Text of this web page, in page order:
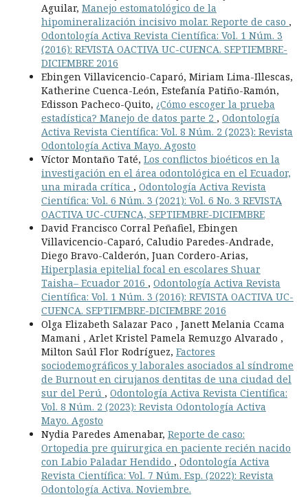
Aguilar, Manejo estomatológico de la
hipomineralización incisivo molar. Reporte de caso ,
Odontología Activa Revista Científica: Vol. 1 Núm. 3
(2016): REVISTA OACTIVA UC-CUENCA. SEPTIEMBRE-
DICIEMBRE 2016
Ebingen Villavicencio-Caparó, Miriam Lima-Illescas,
Katherine Cuenca-León, Estefanía Patiño-Ramón,
Edisson Pacheco-Quito, ¿Cómo escoger la prueba
estadística? Manejo de datos parte 2 , Odontología
Activa Revista Científica: Vol. 8 Núm. 2 (2023): Revista
Odontología Activa Mayo. Agosto
Víctor Montaño Taté, Los conflictos bioéticos en la
investigación en el área odontológica en el Ecuador,
una mirada crítica , Odontología Activa Revista
Científica: Vol. 6 Núm. 3 (2021): Vol. 6 No. 3 REVISTA
OACTIVA UC-CUENCA, SEPTIEMBRE-DICIEMBRE
David Francisco Corral Peñafiel, Ebingen
Villavicencio-Caparó, Caludio Paredes-Andrade,
Diego Bravo-Calderón, Juan Cordero-Arias,
Hiperplasia epitelial focal en escolares Shuar
Taisha– Ecuador 2016 , Odontología Activa Revista
Científica: Vol. 1 Núm. 3 (2016): REVISTA OACTIVA UC-
CUENCA. SEPTIEMBRE-DICIEMBRE 2016
Olga Elizabeth Salazar Paco , Janett Melania Ccama
Mamani , Arlet Kristel Pamela Remuzgo Alvarado ,
Milton Saúl Flor Rodríguez, Factores
sociodemográficos y laborales asociados al síndrome
de Burnout en cirujanos dentitas de una ciudad del
sur del Perú , Odontología Activa Revista Científica:
Vol. 8 Núm. 2 (2023): Revista Odontología Activa
Mayo. Agosto
Nydia Paredes Amenabar, Reporte de caso:
Ortopedia pre quirurgica en paciente recién nacido
con Labio Paladar Hendido , Odontología Activa
Revista Científica: Vol. 7 Núm. Esp. (2022): Revista
Odontología Activa. Noviembre.